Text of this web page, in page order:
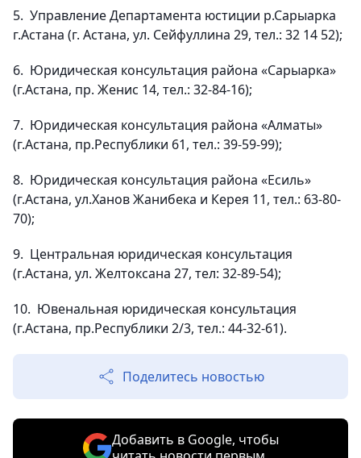
5. Управление Департамента юстиции р.Сарыарка
г.Астана (г. Астана, ул. Сейфуллина 29, тел.: 32 14 52);
6. Юридическая консультация района «Сарыарка»
(г.Астана, пр. Женис 14, тел.: 32-84-16);
7. Юридическая консультация района «Алматы»
(г.Астана, пр.Республики 61, тел.: 39-59-99);
8. Юридическая консультация района «Есиль»
(г.Астана, ул.Ханов Жанибека и Керея 11, тел.: 63-80-
70);
9. Центральная юридическая консультация
(г.Астана, ул. Желтоксана 27, тел: 32-89-54);
10. Ювенальная юридическая консультация
(г.Астана, пр.Республики 2/3, тел.: 44-32-61).
Поделитесь новостью
Добавить в Google, чтобы